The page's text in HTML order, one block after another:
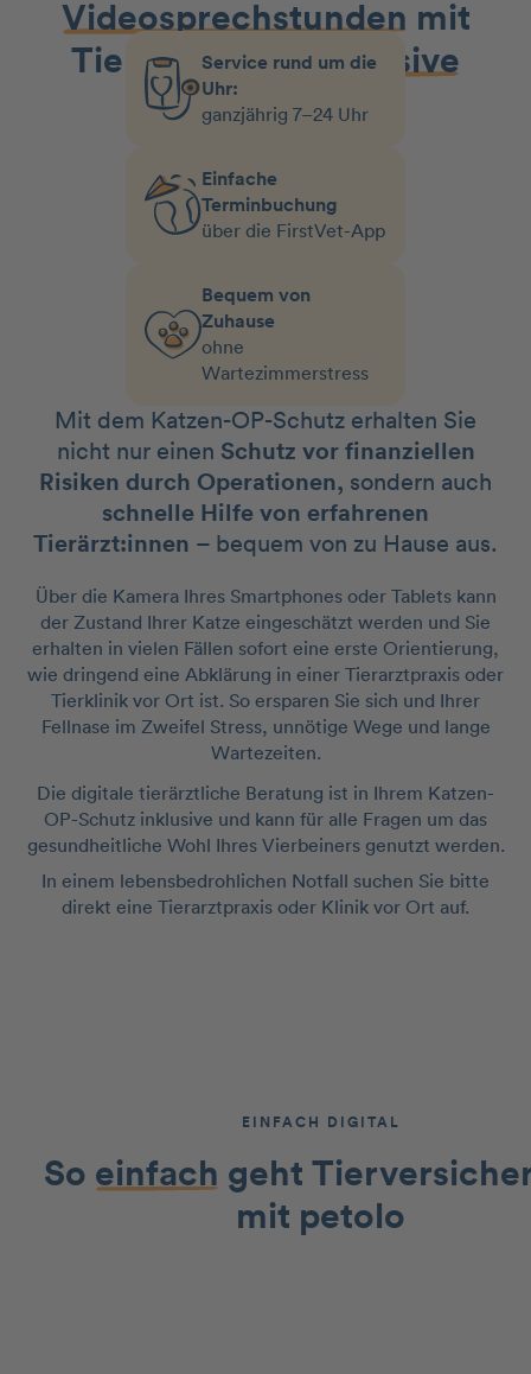
Videosprechstunden mit
Tierärzt:innen inklusive
Service rund um die
Uhr:
ganzjährig 7–24 Uhr
Einfache
Terminbuchung
über die FirstVet-App
Bequem von
Zuhause
ohne
Wartezimmerstress
Mit dem Katzen-OP-Schutz erhalten Sie
nicht nur einen Schutz vor finanziellen
Risiken durch Operationen, sondern auch
schnelle Hilfe von erfahrenen
Tierärzt:innen – bequem von zu Hause aus.
Über die Kamera Ihres Smartphones oder Tablets kann
der Zustand Ihrer Katze eingeschätzt werden und Sie
erhalten in vielen Fällen sofort eine erste Orientierung,
wie dringend eine Abklärung in einer Tierarztpraxis oder
Tierklinik vor Ort ist. So ersparen Sie sich und Ihrer
Fellnase im Zweifel Stress, unnötige Wege und lange
Wartezeiten.
Die digitale tierärztliche Beratung ist in Ihrem Katzen-
OP-Schutz inklusive und kann für alle Fragen um das
gesundheitliche Wohl Ihres Vierbeiners genutzt werden.
In einem lebensbedrohlichen Notfall suchen Sie bitte
direkt eine Tierarztpraxis oder Klinik vor Ort auf.
EINFACH DIGITAL
So einfach geht
mit petolo